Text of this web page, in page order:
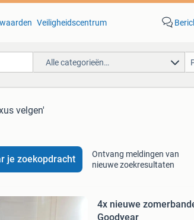
Veiligheidscentrum
Alle categorieën…
velgen'
je zoekopdracht
Ontvang meldingen van
nieuwe zoekresultaten
4x nieuwe
Goodyear